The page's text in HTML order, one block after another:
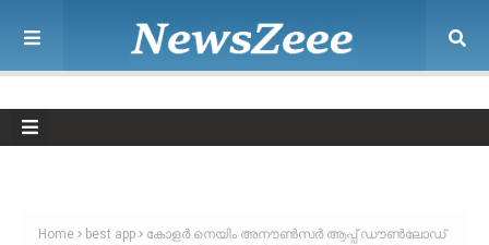
Home best app
കോളർ നെയിം അനൗൺസർ ആപ്പ് ഡൗൺലോഡ്